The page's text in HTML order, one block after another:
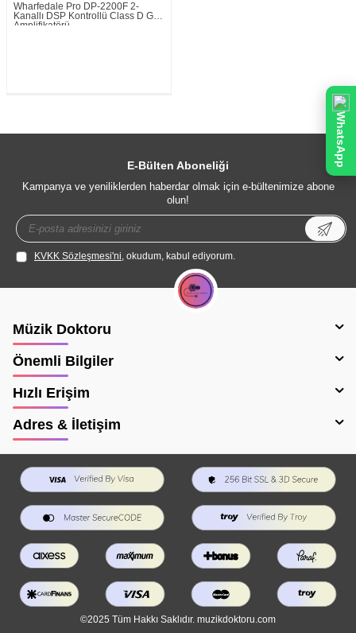
Wharfedale Pro DP-2200F 2-
Kanallı DSP Kontrollü Class D Güç
Amplifikatörü
E-Bülten Aboneliği
Kampanya ve yeniliklerden haberdar olmak için e-bültenimize abone
olun!
KVKK Sözleşmesi'ni, okudum, kabul ediyorum.
Müzik Doktoru
Önemli Bilgiler
Hızlı Erişim
Adres & İletişim
©2025 Tüm Hakkı Saklıdır. muzikdoktoru.com
WhatsApp